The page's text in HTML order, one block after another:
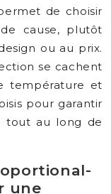
de choisir
cause, plutôt
ou au prix.
se cachent
température et
pour garantir
tout au long de
une